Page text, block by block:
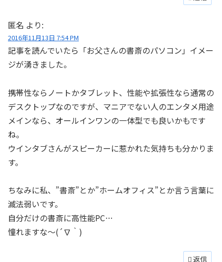
匿名 より:
2016年11月13日 7:54 PM
記事を読んでいたら「お父さんの書斎のパソコン」イメー
ジが湧きました。
携帯性ならノートかタブレット、性能や拡張性なら通常の
デスクトップなのですが、マニアでない人のエンタメ用途
メインなら、オールインワンの一体型でも良いかもです
ね。
ウインタブさんがスピーカーに惹かれた気持ちも分かりま
す。
ちなみに私、”書斎”とか”ホームオフィス”とか言う言葉に
滅法弱いです。
自分だけの書斎に高性能PC…
憧れますな～(´∇｀)
返信